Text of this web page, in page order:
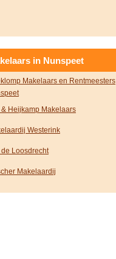
in Nunspeet
Makelaars en Rentmeesters
& Heijkamp Makelaars
Westerink
de Loosdrecht
Makelaardij